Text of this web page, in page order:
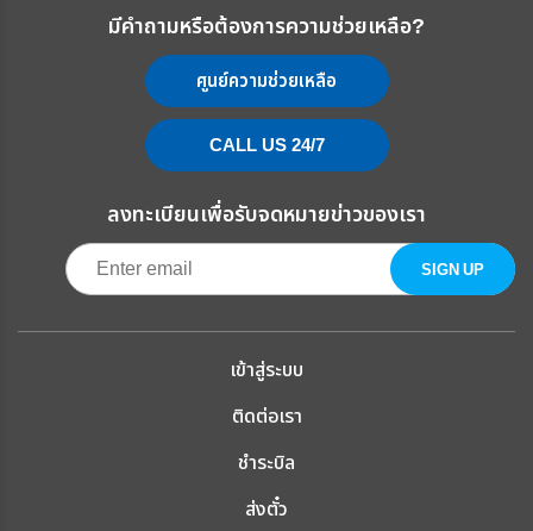
มีคำถามหรือต้องการความช่วยเหลือ?
ศูนย์ความช่วยเหลือ
CALL US 24/7
ลงทะเบียนเพื่อรับจดหมายข่าวของเรา
เข้าสู่ระบบ
ติดต่อเรา
ชำระบิล
ส่งตั๋ว